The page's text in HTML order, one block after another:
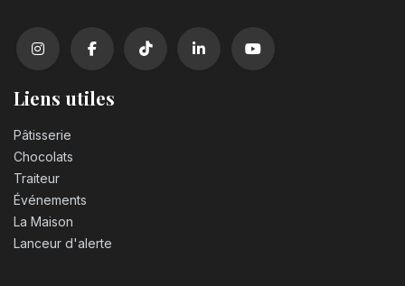
Liens utiles
Pâtisserie
Chocolats
Traiteur
Événements
La Maison
Lanceur d'alerte